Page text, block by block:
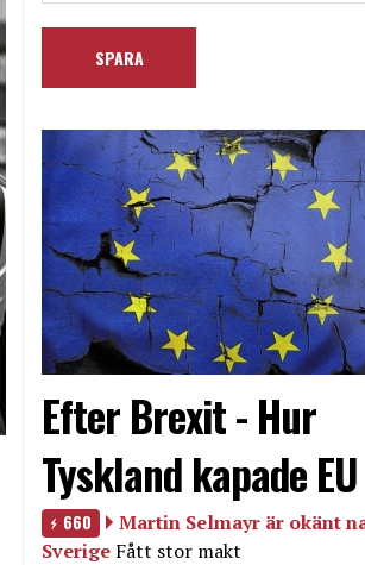
Efter Brexit - Hur
Tyskland kapade EU
660
Martin Selmayr är okänt
Sverige Fått stor makt